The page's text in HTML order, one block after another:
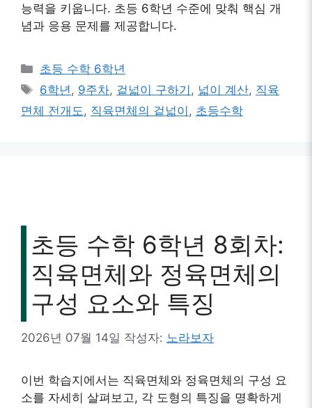
능력을 키웁니다. 초등 6학년 수준에 맞춰 핵심 개
념과 응용 문제를 제공합니다.
카
테
리
초등 수학 6학년
태
그
6학년 , 9주차, 겉넓이 구하기 , 넓이 계산, 직육
면체 전개도 , 직육면체의 겉넓이 , 초등수학
초등 수학 6학년 8회차:
직육면체와 정육면체의
구성 요소와 특징
2026년 07월 14일 작성자: 노라보자
이번 학습지에서는 직육면체와 정육면체의 구성 요
소를 자세히 살펴보고, 각 도형의 특징을 명확하게